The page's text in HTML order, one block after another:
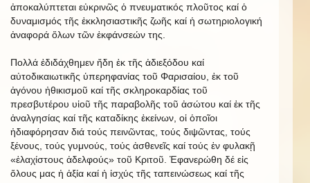
ἀποκαλύπτεται εὐκρινῶς ὁ πνευματικός πλοῦτος καί ὁ
δυναμισμός τῆς ἐκκλησιαστικῆς ζωῆς καί ἡ σωτηριολογική
ἀναφορά ὅλων τῶν ἐκφάνσεών της.
Πολλά ἐδιδάχθημεν ἤδη ἐκ τῆς ἀδιεξόδου καί
αὐτοδικαιωτικῆς ὑπερηφανίας τοῦ Φαρισαίου, ἐκ τοῦ
ἀγόνου ἠθικισμοῦ καί τῆς σκληροκαρδίας τοῦ
πρεσβυτέρου υἱοῦ τῆς παραβολῆς τοῦ ἀσώτου καί ἐκ τῆς
ἀναλγησίας καί τῆς καταδίκης ἐκείνων, οἱ ὁποῖοι
ἠδιαφόρησαν διά τούς πεινῶντας, τούς διψῶντας, τούς
ξένους, τούς γυμνούς, τούς ἀσθενεῖς καί τούς ἐν φυλακῇ
«ἐλαχίστους ἀδελφούς» τοῦ Κριτοῦ. Ἐφανερώθη δέ εἰς
ὅλους μας ἡ ἀξία καί ἡ ἰσχύς τῆς ταπεινώσεως καί τῆς